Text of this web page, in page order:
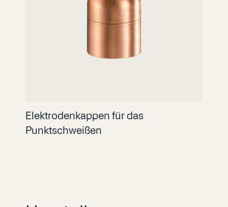
Elektrodenkappen für das
Punktschweißen